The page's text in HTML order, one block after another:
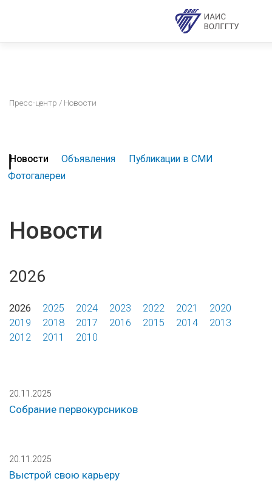
Пресс-центр / Новости
Новости Объявления
Публикации в СМИ
Фотогалереи
Новости
2026
2026 2025 2024 2023 2022 2021
2020
2019
2018 2017 2016 2015 2014
2013
2012
2011 2010
20.11.2025
Собрание первокурсников
20.11.2025
Выстрой свою карьеру